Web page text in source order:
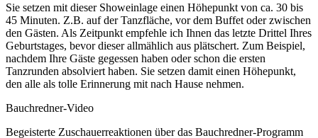
Sie setzen mit dieser Showeinlage einen Höhepunkt von ca. 30 bis
45 Minuten. Z.B. auf der Tanzfläche, vor dem Buffet oder zwischen
den Gästen. Als Zeitpunkt empfehle ich Ihnen das letzte Drittel Ihres
Geburtstages, bevor dieser allmählich aus plätschert. Zum Beispiel,
nachdem Ihre Gäste gegessen haben oder schon die ersten
Tanzrunden absolviert haben. Sie setzen damit einen Höhepunkt,
den alle als tolle Erinnerung mit nach Hause nehmen.
Bauchredner-Video
Begeisterte Zuschauerreaktionen über das Bauchredner-Programm